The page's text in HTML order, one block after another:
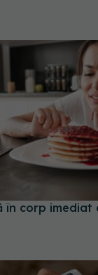
în corp imediat